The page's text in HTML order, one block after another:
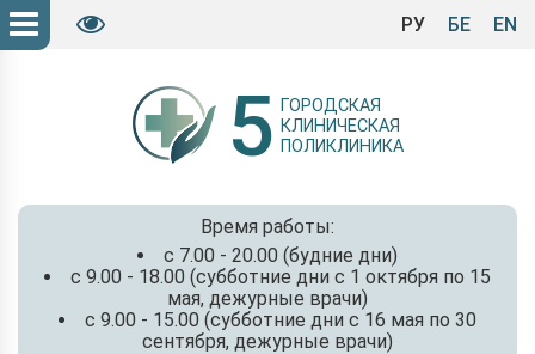
РУ БЕ EN
5 ГОРОДСКАЯ
КЛИНИЧЕСКАЯ
ПОЛИКЛИНИКА
Время работы:
с 7.00 - 20.00 (будние дни)
с 9.00 - 18.00 (субботние дни с 1 октября по 15
мая, дежурные врачи)
с 9.00 - 15.00 (субботние дни с 16 мая по 30
сентября, дежурные врачи)